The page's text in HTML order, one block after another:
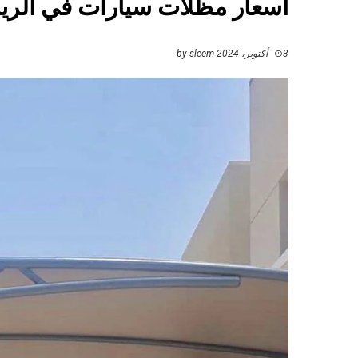
أسعار مظلات سيارات في الرياض
3 أكتوبر، 2024 sleem